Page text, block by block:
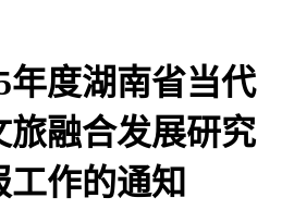
年度湖南省当代
旅融合发展研究
作的通知